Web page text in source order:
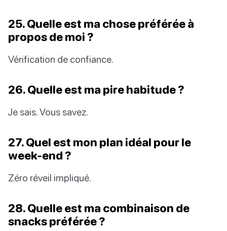
25. Quelle est ma chose préférée à
propos de moi ?
Vérification de confiance.
26. Quelle est ma pire habitude ?
Je sais. Vous savez.
27. Quel est mon plan idéal pour le
week-end ?
Zéro réveil impliqué.
28. Quelle est ma combinaison de
snacks préférée ?